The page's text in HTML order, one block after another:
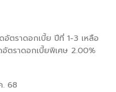
ตราดอกเบี้ย ปีที่ 1-3 เหลือ
ตราดอกเบี้ยพิเศษ 2.00%
. 68